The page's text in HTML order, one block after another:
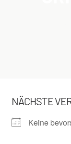
NÄCHSTE
Keine